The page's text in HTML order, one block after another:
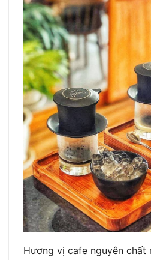
Hương vị cafe nguyên chất